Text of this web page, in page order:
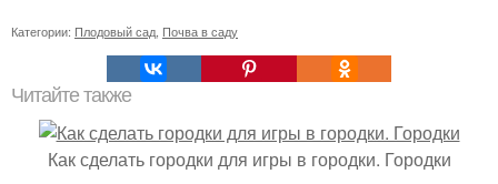
Категории: Плодовый сад Почва в саду
Читайте также
Как сделать городки для игры в городки. Городки